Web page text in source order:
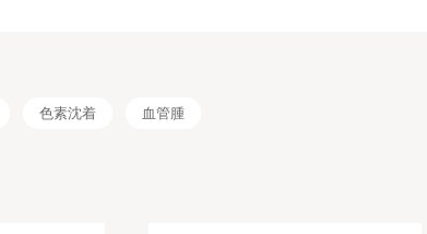
色素沈着 血管腫